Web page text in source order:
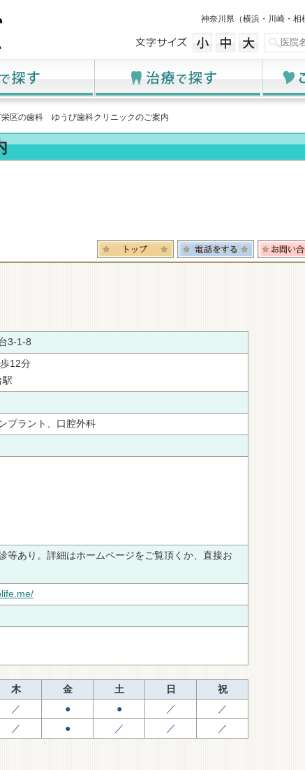
神奈川県（横浜・川崎・相
栄区の歯科 ゆうび歯科クリニックのご案内
3-1-8
12分
駅
プラント、口腔外科
等あり。詳細はホームページをご覧頂くか、直接お
木 金 土 日
祝
／ ● ● ／
／
／ ● ／ ／ ／